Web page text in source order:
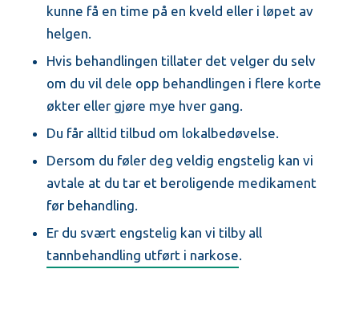
kunne få en time på en kveld eller i løpet av
helgen.
Hvis behandlingen tillater det velger du selv
om du vil dele opp behandlingen i flere korte
økter eller gjøre mye hver gang.
Du får alltid tilbud om lokalbedøvelse.
Dersom du føler deg veldig engstelig kan vi
avtale at du tar et beroligende medikament
før behandling.
Er du svært engstelig kan vi tilby all
tannbehandling utført i narkose